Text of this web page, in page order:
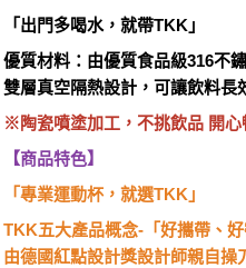
「出門多喝水，就帶TKK」
優質材料：由優質食品級316不
雙層真空隔熱設計，可讓飲料長
※陶瓷噴塗加工，不挑飲品 開心
【商品特色】
「專業運動杯，就選TKK」
TKK五大產品概念-「好攜帶、
由德國紅點設計獎設計師親自操